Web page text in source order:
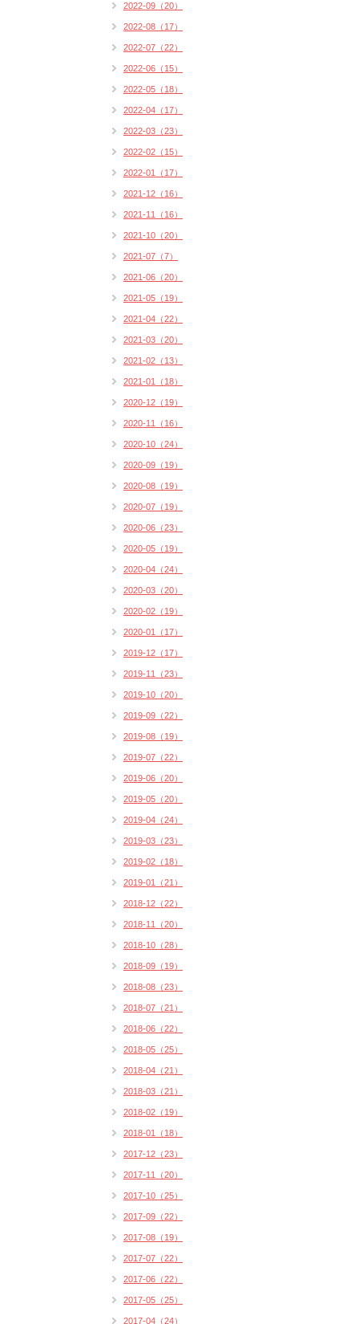
2022-09（20）
2022-08（17）
2022-07（22）
2022-06（15）
2022-05（18）
2022-04（17）
2022-03（23）
2022-02（15）
2022-01（17）
2021-12（16）
2021-11（16）
2021-10（20）
2021-07（7）
2021-06（20）
2021-05（19）
2021-04（22）
2021-03（20）
2021-02（13）
2021-01（18）
2020-12（19）
2020-11（16）
2020-10（24）
2020-09（19）
2020-08（19）
2020-07（19）
2020-06（23）
2020-05（19）
2020-04（24）
2020-03（20）
2020-02（19）
2020-01（17）
2019-12（17）
2019-11（23）
2019-10（20）
2019-09（22）
2019-08（19）
2019-07（22）
2019-06（20）
2019-05（20）
2019-04（24）
2019-03（23）
2019-02（18）
2019-01（21）
2018-12（22）
2018-11（20）
2018-10（28）
2018-09（19）
2018-08（23）
2018-07（21）
2018-06（22）
2018-05（25）
2018-04（21）
2018-03（21）
2018-02（19）
2018-01（18）
2017-12（23）
2017-11（20）
2017-10（25）
2017-09（22）
2017-08（19）
2017-07（22）
2017-06（22）
2017-05（25）
2017-04（24）